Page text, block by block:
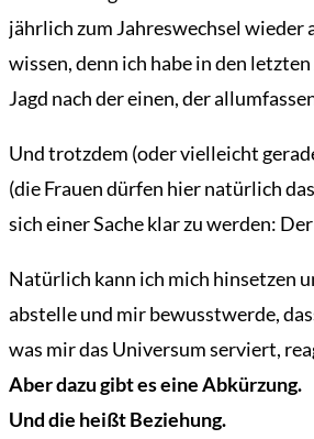
jährlich zum Jahreswechsel wieder
wissen, denn ich habe in den
Jagd nach der einen, der
Und trotzdem (oder vielleicht
(die Frauen dürfen hier natürlich
sich einer Sache klar zu werden:
Natürlich kann ich mich hinsetzen
abstelle und mir bewusstwerde,
was mir das Universum serviert,
Aber dazu gibt es eine Abkürzung.
Und die heißt Beziehung.